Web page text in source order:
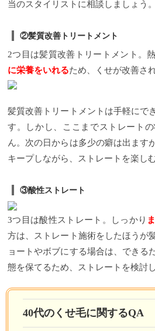
当のスタイリストに相談しましょう。
②髪質改善トリートメント
2つ目は髪質改善トリートメント。
に栄養をいれるため、くせが改善さ
髪質改善トリートメントは手軽にで
す。しかし、ここまでストレート
ん。次の日からは多少の癖は出ます
キープしながら、ストレートを楽し
③酸性ストレート
3つ目は酸性ストレート。しっかり
方は、ストレート施術をしたほうが
ョートやボブにする場合は、できる
態を保てるため、ストレートを検討
40代のくせ毛に関するQA